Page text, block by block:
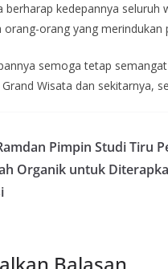
berharap kedepannya seluruh
orang-orang yang merindukan
semoga tetap
Wisata dan sekitarnya,
Pimpin Studi Tiru
Organik untuk